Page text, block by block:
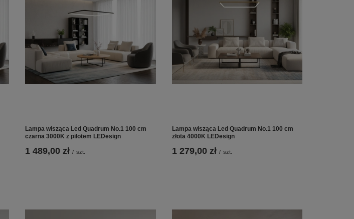
Lampa wisząca Led Quadrum No.1 100 cm
czarna 3000K z pilotem LEDesign
1 489,00 zł / szt.
Lampa wisząca Led Quadrum No.1 100 cm
złota 4000K LEDesign
1 279,00 zł / szt.